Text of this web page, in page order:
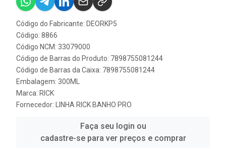
Código do Fabricante: DEORKP5
Código: 8866
Código NCM: 33079000
Código de Barras do Produto: 7898755081244
Código de Barras da Caixa: 7898755081244
Embalagem: 300ML
Marca: RICK
Fornecedor:
LINHA RICK BANHO PRO
Faça seu login ou
cadastre-se para ver preços e comprar